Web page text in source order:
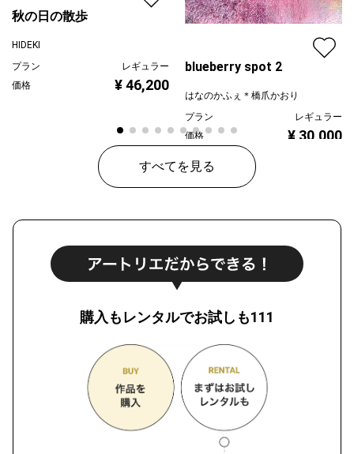
秋の日の散歩
HIDEKI
プラン
レギュラー
価格
¥ 46,200
blueberry spot 2
はなのかふぇ＊橋爪かおり
プラン
レギュラー
価格
¥ 30,000
すべてを見る
購入もレンタルでお試しも111